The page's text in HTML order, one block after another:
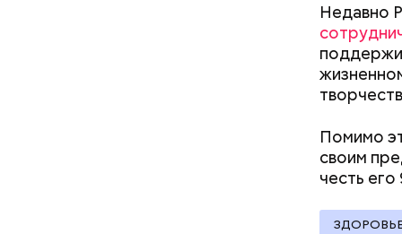
Недавно
Помимо
своим
честь
—
Копылов.
Однако
полезна.